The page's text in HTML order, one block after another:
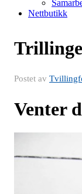
Nettbutikk
Postet av
Venter